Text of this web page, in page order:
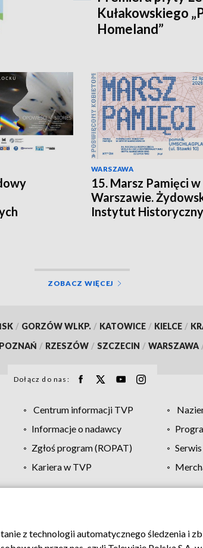
Kułakowskiego
Homeland”
WARSZAWA
15. Marsz Pamięci w
Warszawie.
Instytut Historyczny
ZOBACZ WIĘCEJ
/ GORZÓW WLKP. / KATOWICE / KIELCE /
POZNAŃ / RZESZÓW / SZCZECIN / WARSZAWA
Dołącz do nas:
Centrum informacji TVP
Informacje o nadawcy
Zgłoś program (ROPAT)
Kariera w TVP
Moje zgody Pomoc
z technologii automatycznego śledzenia i